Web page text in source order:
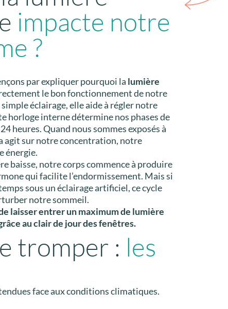
impacte notre
?
par expliquer pourquoi la lumière
le bon fonctionnement de notre
éclairage, elle aide à régler notre
horloge interne détermine nos phases de
heures. Quand nous sommes exposés à
agit sur notre concentration, notre
énergie.
baisse, notre corps commence à produire
qui facilite l’endormissement. Mais si
sous un éclairage artificiel, ce cycle
notre sommeil.
laisser entrer un maximum de lumière
auclair de jour des fenêtres.
tromper : les
face aux conditions climatiques.